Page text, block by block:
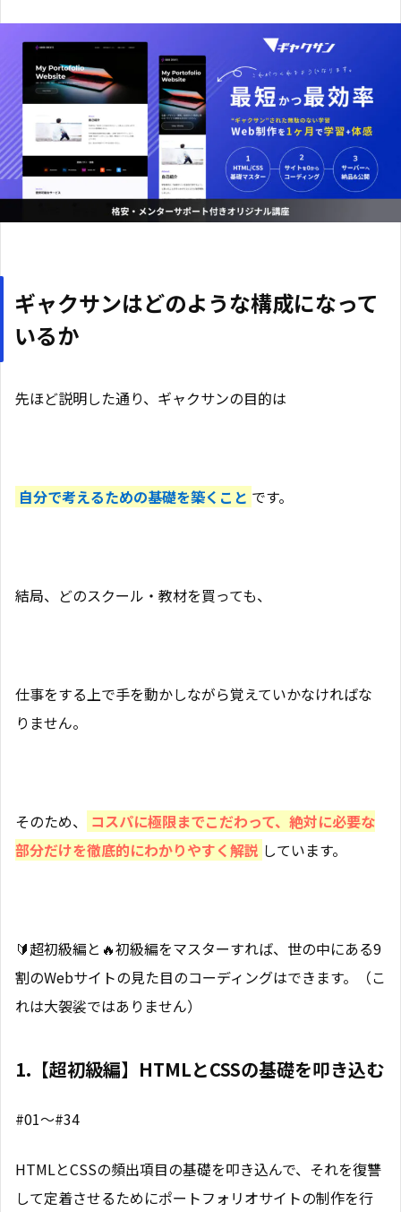
ギャクサンはどのような構成になって
いるか
先ほど説明した通り、ギャクサンの目的は
自分で考えるための基礎を築くこと です。
結局、どのスクール・教材を買っても、
仕事をする上で手を動かしながら覚えていかなければな
りません。
そのため、
コスパに極限までこだわって、絶対に必要な
部分だけを徹底的にわかりやすく解説 しています。
🔰超初級編と🔥初級編をマスターすれば、世の中にある9
割のWebサイトの見た目のコーディングはできます。（こ
れは大袈裟ではありません）
1.【超初級編】HTMLとCSSの基礎を叩き込む
#01〜#34
HTMLとCSSの頻出項目の基礎を叩き込んで、それを復讐
して定着させるためにポートフォリオサイトの制作を行